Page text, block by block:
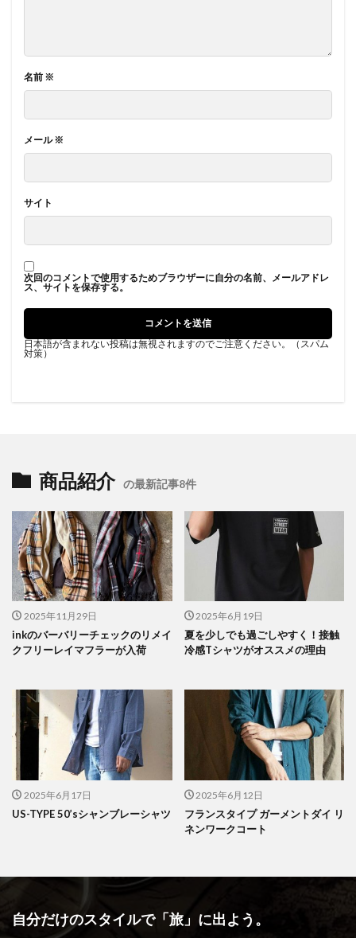
名前 ※
メール※
サイト
次回のコメントで使用するためブラウザーに自分の名前、メールアドレ
ス、サイトを保存する。
日本語が含まれない投稿は無視されますのでご注意ください。（スパム
対策）
商品紹介 の最新記事8件
2025年11月29日
inkのバーバリーチェックのリメイ
クフリーレイマフラーが入荷
2025年6月19日
夏を少しでも過ごしやすく！接触
冷感Tシャツがオススメの理由
2025年6月17日
US-TYPE 50’sシャンブレーシャツ
2025年6月12日
フランスタイプ ガーメントダイ リ
ネンワークコート
自分だけのスタイルで「旅」に出よう。